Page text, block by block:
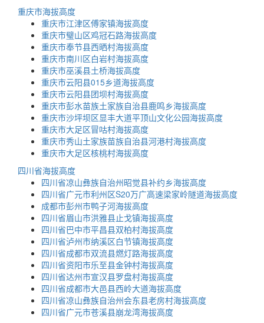
重庆市海拔高度
重庆市江津区傅家镇海拔高度
重庆市璧山区鸡冠石路海拔高度
重庆市奉节县西晒村海拔高度
重庆市南川区白岩村海拔高度
重庆市巫溪县土桥海拔高度
重庆市云阳县015乡道海拔高度
重庆市云阳县团坝村海拔高度
重庆市彭水苗族土家族自治县鹿鸣乡海拔高度
重庆市沙坪坝区显丰大道平顶山文化公园海拔高度
重庆市大足区冒咕村海拔高度
重庆市秀山土家族苗族自治县河港村海拔高度
重庆市大足区核桃村海拔高度
四川省海拔高度
四川省凉山彝族自治州昭觉县补约乡海拔高度
四川省广元市利州区S20万广高速梁家岭隧道海拔高度
成都市彭州市鸭子河海拔高度
四川省眉山市洪雅县止戈镇海拔高度
四川省巴中市平昌县双柏村海拔高度
四川省泸州市纳溪区白节镇海拔高度
四川省成都市双流县燃灯路海拔高度
四川省资阳市乐至县金钟村海拔高度
四川省达州市宣汉县罗盘村海拔高度
四川省成都市大邑县西岭大道海拔高度
四川省凉山彝族自治州会东县老房村海拔高度
四川省广元市苍溪县崩龙湾海拔高度